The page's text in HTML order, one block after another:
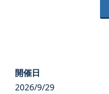
2026/9/29